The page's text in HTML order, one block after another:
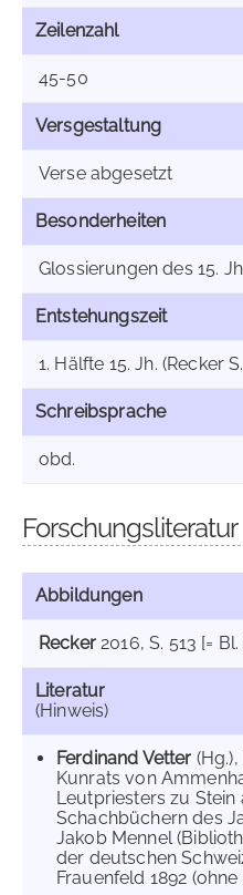
Zeilenzahl
45-50
Versgestaltung
Verse abgesetzt
Besonderheiten
Glossierungen des 15.
Entstehungszeit
1. Hälfte 15. Jh. (Recker
Schreibsprache
obd.
Forschungsliteratur
Abbildungen
Recker2016, S. 513 [=
Literatur
(Hinweis)
Ferdinand Vetter
Kunrats von
Leutpriesters zu Stein
Schachbüchern des
Jakob Mennel
der deutschen
Frauenfeld 1892 (ohne